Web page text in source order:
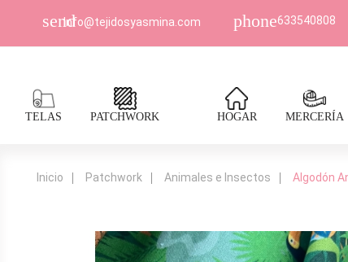
sendInfo@tejidosyasmina.com phone633540808
TELAS PATCHWORK HOGAR MERCERÍA
Inicio Patchwork Animales e Insectos Algodón